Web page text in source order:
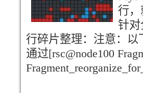
行，
针
行碎片整理：注意：以
通过[rsc@node100